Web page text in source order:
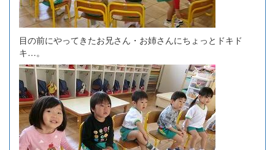
目の前にやってきたお兄さん・お姉さんにちょっとドキド
キ…。